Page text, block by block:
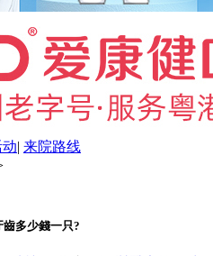
| 来院路线
多少錢一只?